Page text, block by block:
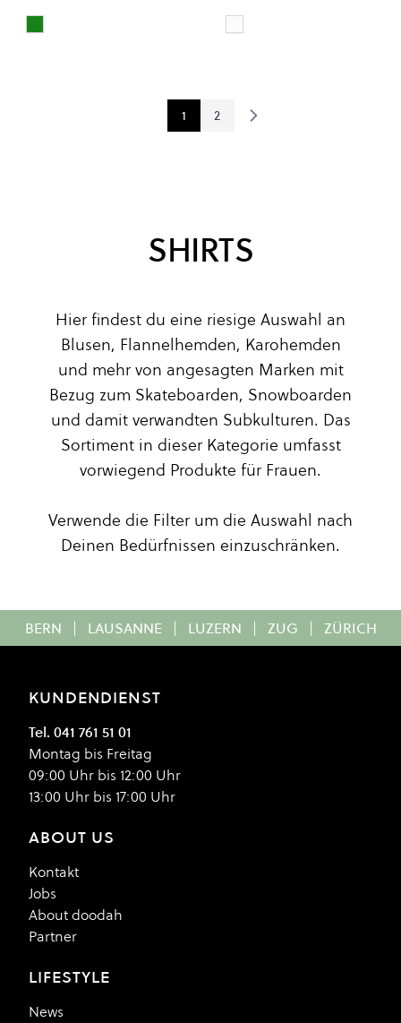
Colour
LIGHT GREEN MULTI Colour
SNAKE CAMO
Sie lesen gerade Seite
1 Seite
2
SHIRTS
Hier findest du eine riesige Auswahl an
Blusen, Flannelhemden, Karohemden
und mehr von angesagten Marken mit
Bezug zum Skateboarden, Snowboarden
und damit verwandten Subkulturen. Das
Sortiment in dieser Kategorie umfasst
vorwiegend Produkte für Frauen.
Verwende die Filter um die Auswahl nach
Deinen Bedürfnissen einzuschränken.
BERN | LAUSANNE | LUZERN | ZUG | ZÜRICH
KUNDENDIENST
Tel. 041 761 51 01
Montag bis Freitag
09:00 Uhr bis 12:00 Uhr
13:00 Uhr bis 17:00 Uhr
ABOUT US
Kontakt
Jobs
About doodah
Partner
LIFESTYLE
News